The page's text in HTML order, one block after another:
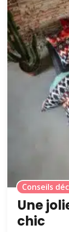
Conseils
Une
chic